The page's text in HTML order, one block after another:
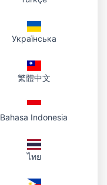
Українська
繁體中文
Bahasa Indonesia
ไทย